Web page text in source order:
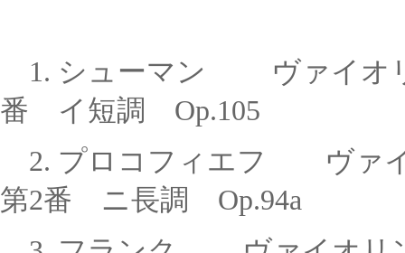
1. シューマン ヴァイオ
番 イ短調 Op.105
2. プロコフィエフ
ヴァ
第2番 ニ長調 Op.94a